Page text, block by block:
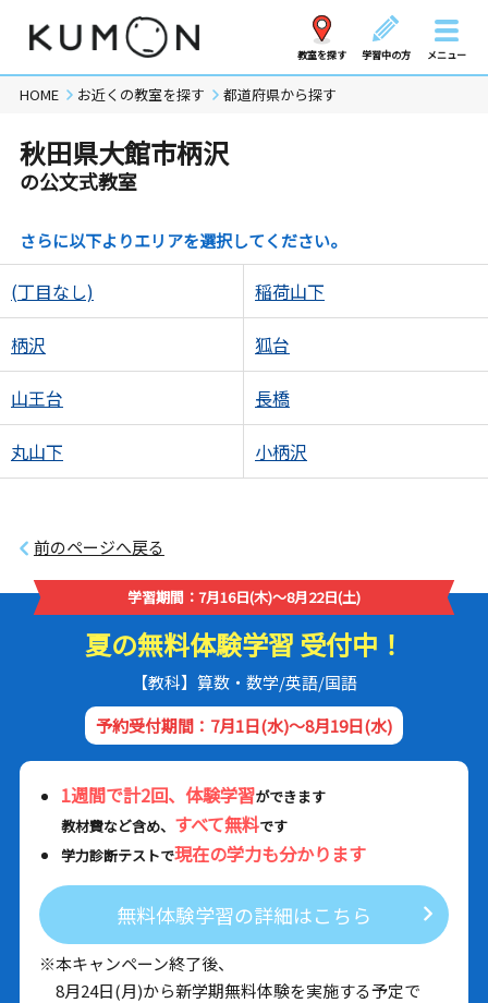
教室を探す 学習中の方 メニュー
HOME お近くの教室を探す 都道府県から探す
秋田県大館市柄沢
の公文式教室
さらに以下よりエリアを選択してください。
(丁目なし) 稲荷山下
柄沢 狐台
山王台 長橋
丸山下 小柄沢
前のページへ戻る
学習期間：7月16日(木)～8月22日(土)
夏の無料体験学習 受付中！
【教科】算数・数学/英語/国語
予約受付期間：7月1日(水)～8月19日(水)
1週間で計2回、体験学習ができます
教材費など含め、 すべて無料です
学力診断テストで現在の学力も分かります
無料体験学習の詳細はこちら
※本キャンペーン終了後、
8月24日(月)から新学期無料体験を実施する予定で